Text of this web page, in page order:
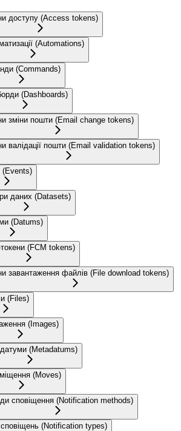
доступу (Access tokens)
(Automations)
(Commands)
(Dashboards)
зміни пошти (Email change tokens)
валідації пошти (Email validation tokens)
(Events)
даних (Datasets)
(Datums)
(FCM tokens)
завантаження файлів (File download tokens)
(Files)
(Images)
(Metadatums)
(Moves)
сповіщення (Notification methods)
(Notification types)